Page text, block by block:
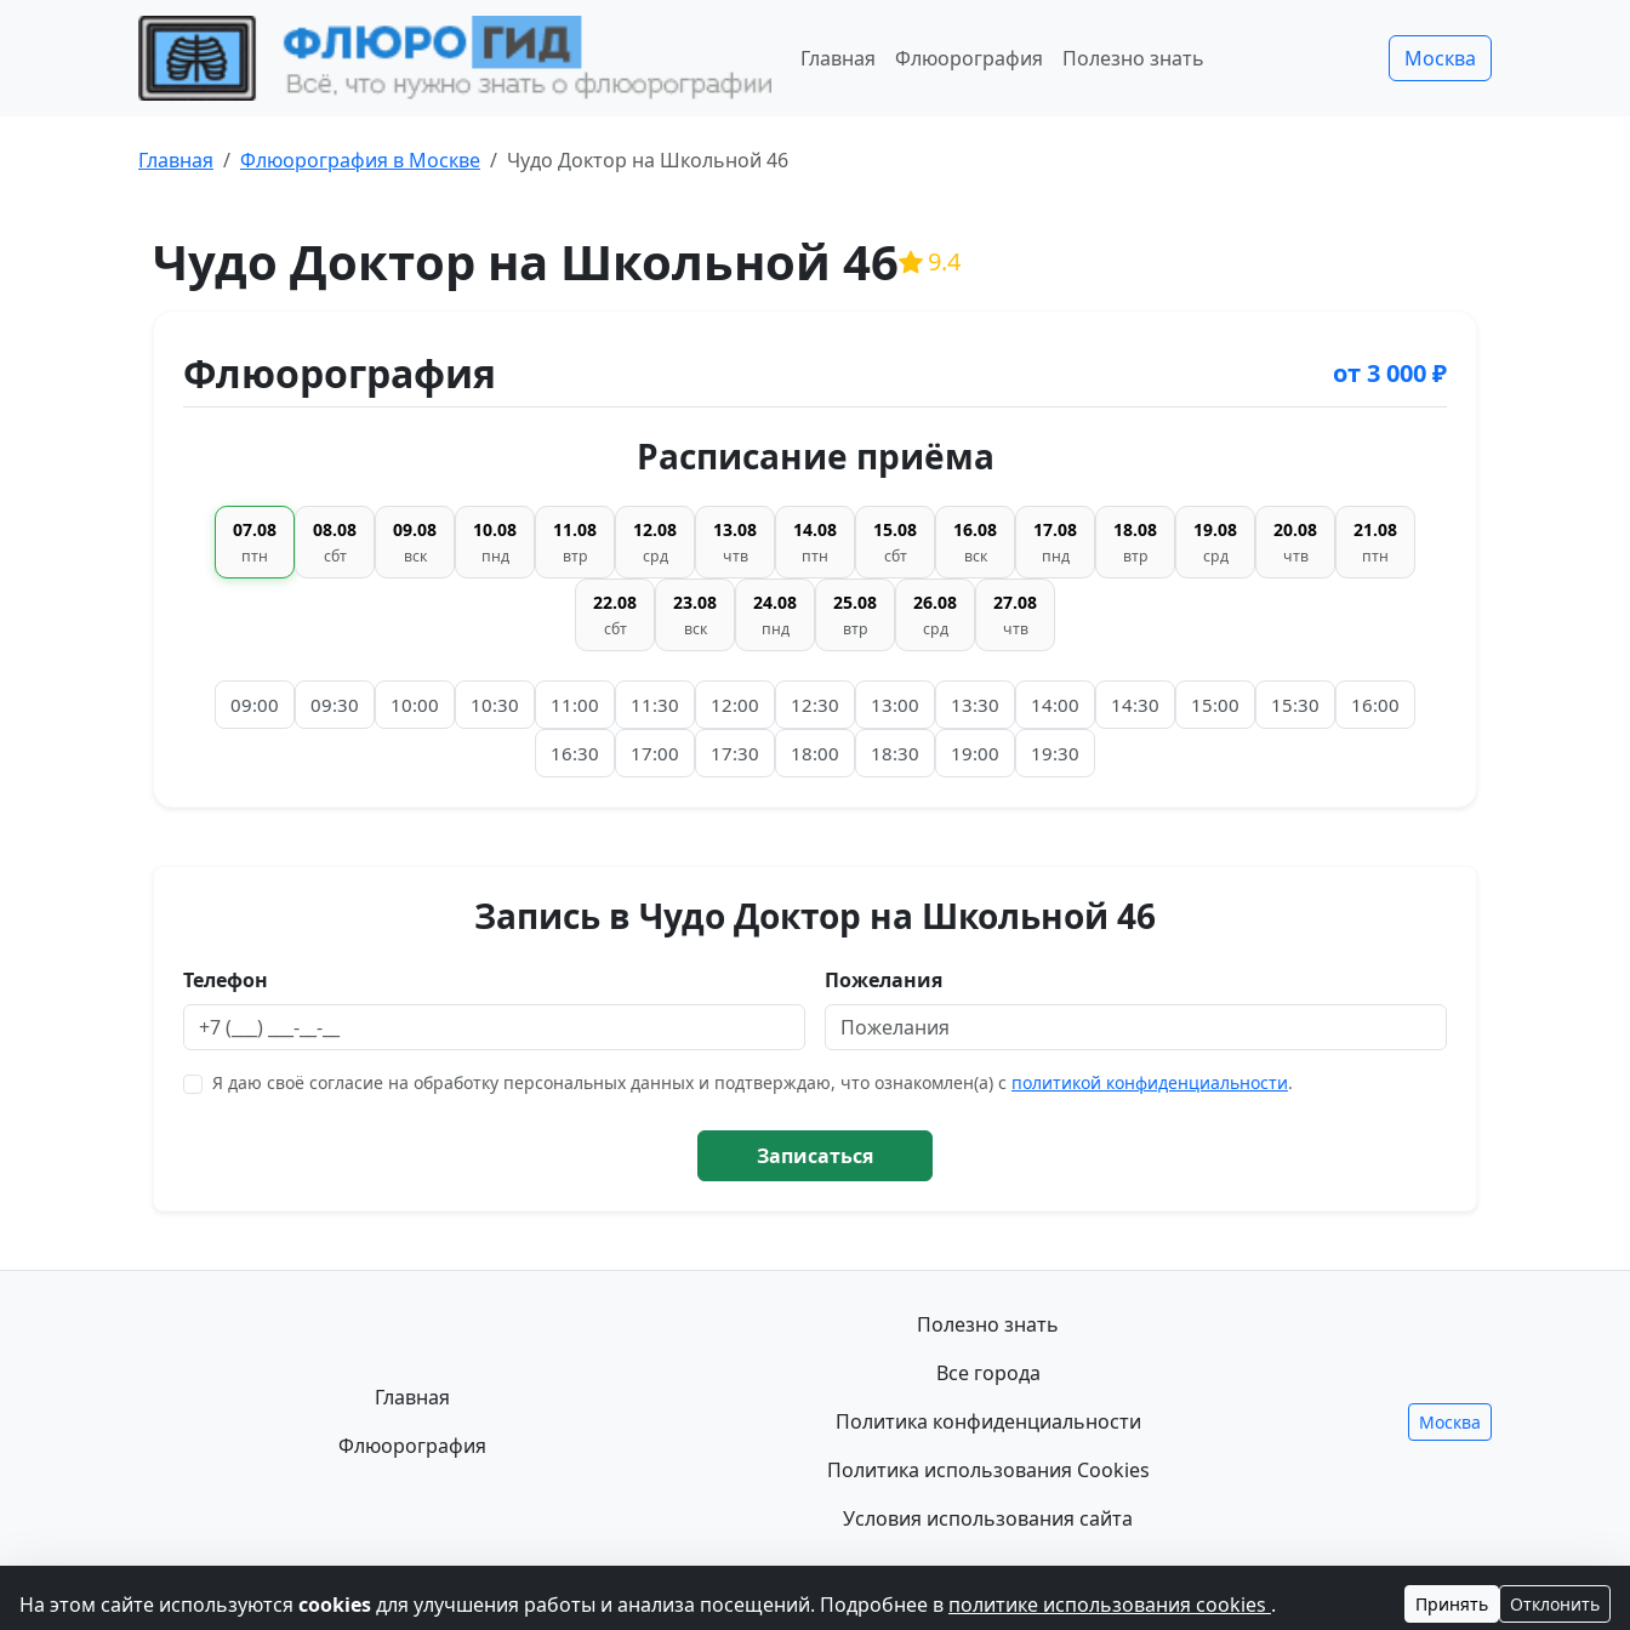
Главная Флюорография Полезно знать Москва
Главная Флюорография в Москве Чудо Доктор на Школьной 46
Чудо Доктор на Школьной 46 9.4
Флюорография от 3 000 ₽
Расписание приёма
07.08
птн
08.08
сбт
09.08
вск
10.08
пнд
11.08
втр
12.08
срд
13.08
чтв
14.08
птн
15.08
сбт
16.08
вск
17.08
пнд
18.08
втр
19.08
срд
20.08
чтв
21.08
птн
22.08
сбт
23.08
вск
24.08
пнд
25.08
втр
26.08
срд
27.08
чтв
09:00 09:30 10:00 10:30 11:00 11:30 12:00 12:30 13:00 13:30 14:00 14:30 15:00 15:30
16:00
16:30
17:00 17:30 18:00 18:30 19:00 19:30
Запись в Чудо Доктор на Школьной 46
Телефон Пожелания
Я даю своё согласие на обработку персональных данных и подтверждаю, что ознакомлен(а) с политикой конфиденциальности.
Записаться
Главная
Флюорография
Полезно знать
Все города
Политика конфиденциальности
Политика использования Cookies
Условия использования сайта
Москва
Информация, представленная на сайте, не может быть использована для постановки диагноза, назначения лечения и не заменяет прием врача.
На этом сайте используются cookiesдля улучшения работы и анализа посещений. Подробнее в политике использования cookies . Принять Отклонить